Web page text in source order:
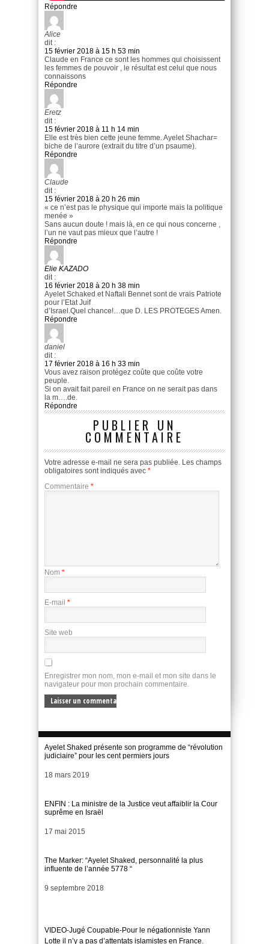
Répondre
Alice
dit :
15 février 2018 à 15 h 53 min
Claude en France ce sont les hommes qui choisissent
les femmes de pouvoir , le résultat est celui que nous
connaissons
Répondre
Eretz
dit :
15 février 2018 à 11 h 14 min
Elle est très bien cette jeune femme. Ayelet Shachar=
biche de l’aurore (extrait du titre d’un psaume).
Répondre
Claude
dit :
15 février 2018 à 20 h 26 min
« ce n’est pas le physique qui importe mais la politique
menée »
Sans aucun doute ! mais là, en ce qui nous concerne ,
l’un ne vaut pas mieux que l’autre !
Répondre
Elie KAZADO
dit :
16 février 2018 à 20 h 38 min
Ayelet Schaked et Naftali Bennet sont de vrais Patriote
pour l’Etat Juif
d’Israel.Quel chance!…que D. LES PROTEGES Amen.
Répondre
daniel
dit :
17 février 2018 à 16 h 33 min
Vous avez raison protégez coûte que coûte votre
peuple.
Si on avait fait pareil en France on ne serait pas dans
la m….de.
Répondre
PUBLIER UN
COMMENTAIRE
Votre adresse e-mail ne sera pas publiée. Les champs
obligatoires sont indiqués avec *
Commentaire *
Nom *
E-mail *
Site web
Enregistrer mon nom, mon e-mail et mon site dans le
navigateur pour mon prochain commentaire.
Ayelet Shaked présente son programme de “révolution
judiciaire” pour les cent permiers jours
Date
18 mars 2019
ENFIN : La ministre de la Justice veut affaiblir la Cour
suprême en Israël
Date
17 mai 2015
The Marker: “Ayelet Shaked, personnalité la plus
influente de l’année 5778 “
Date
9 septembre 2018
VIDEO-Jugé Coupable-Pour le négationniste Yann
Lotte il n’y a pas d’attentats islamistes en France.